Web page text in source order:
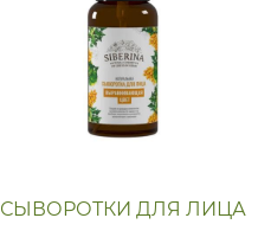
СЫВОРОТКИ ДЛЯ ЛИЦА